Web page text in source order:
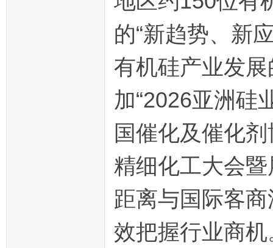
的“新趋势、新
有机硅产业发
加“2026亚洲硅
国催化及催化
精细化工大会
距离与国际客
效把握行业商